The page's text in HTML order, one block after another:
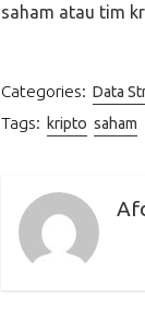
saham atau tim
Categories: Data
Tags: kripto saham